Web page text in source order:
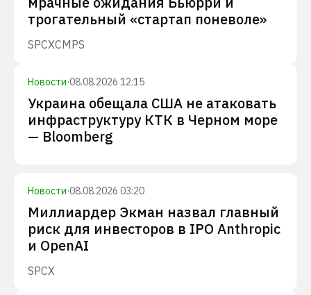
трогательный «стартап поневоле»
SPCXCMPS
Новости·08.08.2026 12:15
Украина обещала США не атаковать
инфраструктуру КТК в Черном море
— Bloomberg
Новости·08.08.2026 03:20
Миллиардер Экман назвал главный
риск для инвесторов в IPO Anthropic
и OpenAI
SPCX